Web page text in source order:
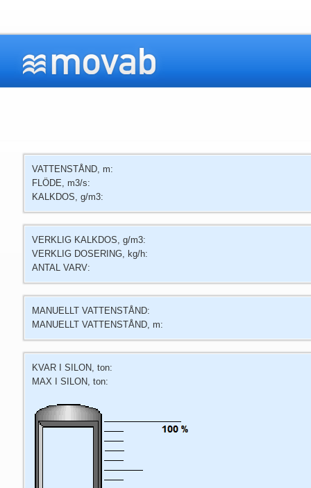
VATTENSTÅND, m:
FLÖDE, m3/s:
KALKDOS, g/m3:
VERKLIG KALKDOS, g/m3:
VERKLIG DOSERING, kg/h:
ANTAL VARV:
MANUELLT VATTENSTÅND:
MANUELLT VATTENSTÅND, m:
KVAR I SILON, ton:
MAX I SILON, ton: